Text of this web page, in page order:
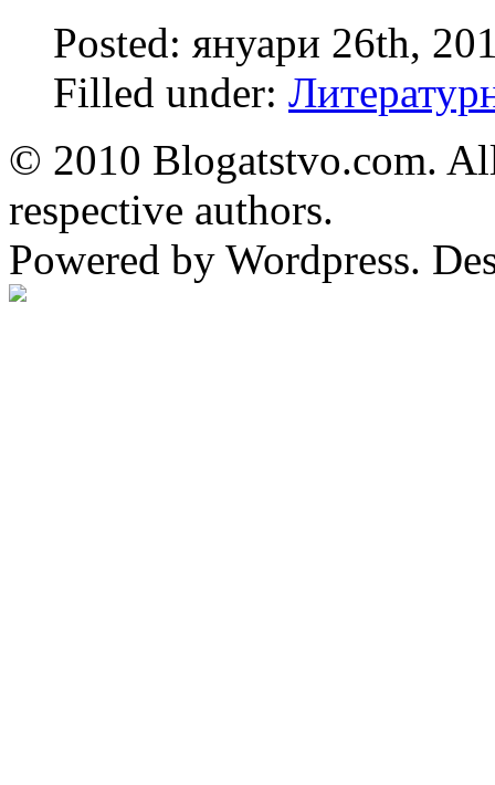
Posted: януари 26th,
Filled under:
© 2010 Blogatstvo.com.
respective authors.
Powered by Wordpress.